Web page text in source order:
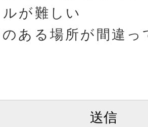
が難しい
ある場所が間違っ